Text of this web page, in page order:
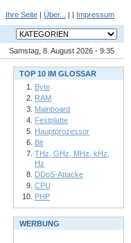
Ihre Seite | Über... | | Impressum
Samstag, 8. August 2026 - 9:35
TOP 10 IM GLOSSAR
Byte
RAM
Mainboard
Festplatte
Hauptprozessor
Bit
THz, GHz, MHz, kHz,
Hz
DDoS-Attacke
CPU
PHP
WERBUNG